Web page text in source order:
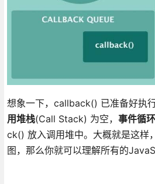
想象一下，callback() 已准备好执
用堆栈(Call Stack) 为空， 事件循环
ck() 放入调用堆中。大概就是这样
图，那么你就可以理解所有的